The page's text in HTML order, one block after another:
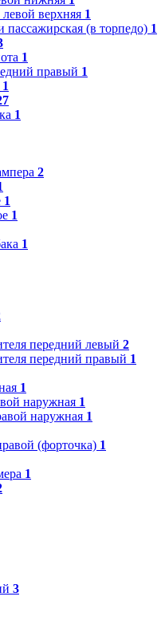
верхняя 1
пассажирская (в торпедо) 1
1
правый 1
1
1
2
1
1
1
передний левый 2
передний правый 1
1
наружная 1
наружная 1
(форточка) 1
1
3